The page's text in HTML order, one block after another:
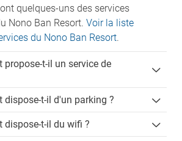
quelques-uns des services
Nono Ban Resort. Voir la liste
du Nono Ban Resort.
propose-t-il un service de
dispose-t-il d'un parking ?
dispose-t-il du wifi ?